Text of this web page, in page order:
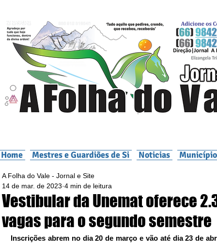
Home Mestres e Guardiões de Si Noticias
Vestibular da Unemat oferece
vagas para o segundo semestre
A Folha do Vale - Jornal e Site
14 de mar. de 2023 4 min de leitura
Inscrições abrem no dia 20 de março e vão até dia 23 de